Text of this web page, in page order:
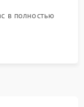
в полностью